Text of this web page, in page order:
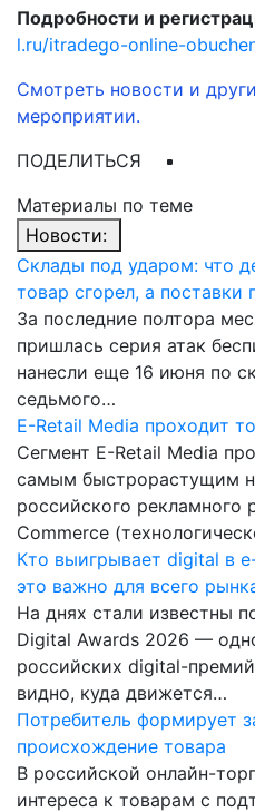
Подробности и
l.ru/itradego-online-
Смотреть новости и
мероприятии.
ПОДЕЛИТЬСЯ
Материалы по теме
Новости:
Склады под ударом: что
товар сгорел, а поставки
За последние полтора
пришлась серия атак
нанесли еще 16 июня по
седьмого…
E-Retail Media проходит
Сегмент E-Retail Media
самым быстрорастущим
российского рекламного
Commerce
Кто выигрывает digital в
это важно для всего
На днях стали известны
Digital Awards 2026 —
российских digital-
видно, куда движется…
Потребитель формирует
происхождение товара
В российской онлайн-
интереса к товарам с